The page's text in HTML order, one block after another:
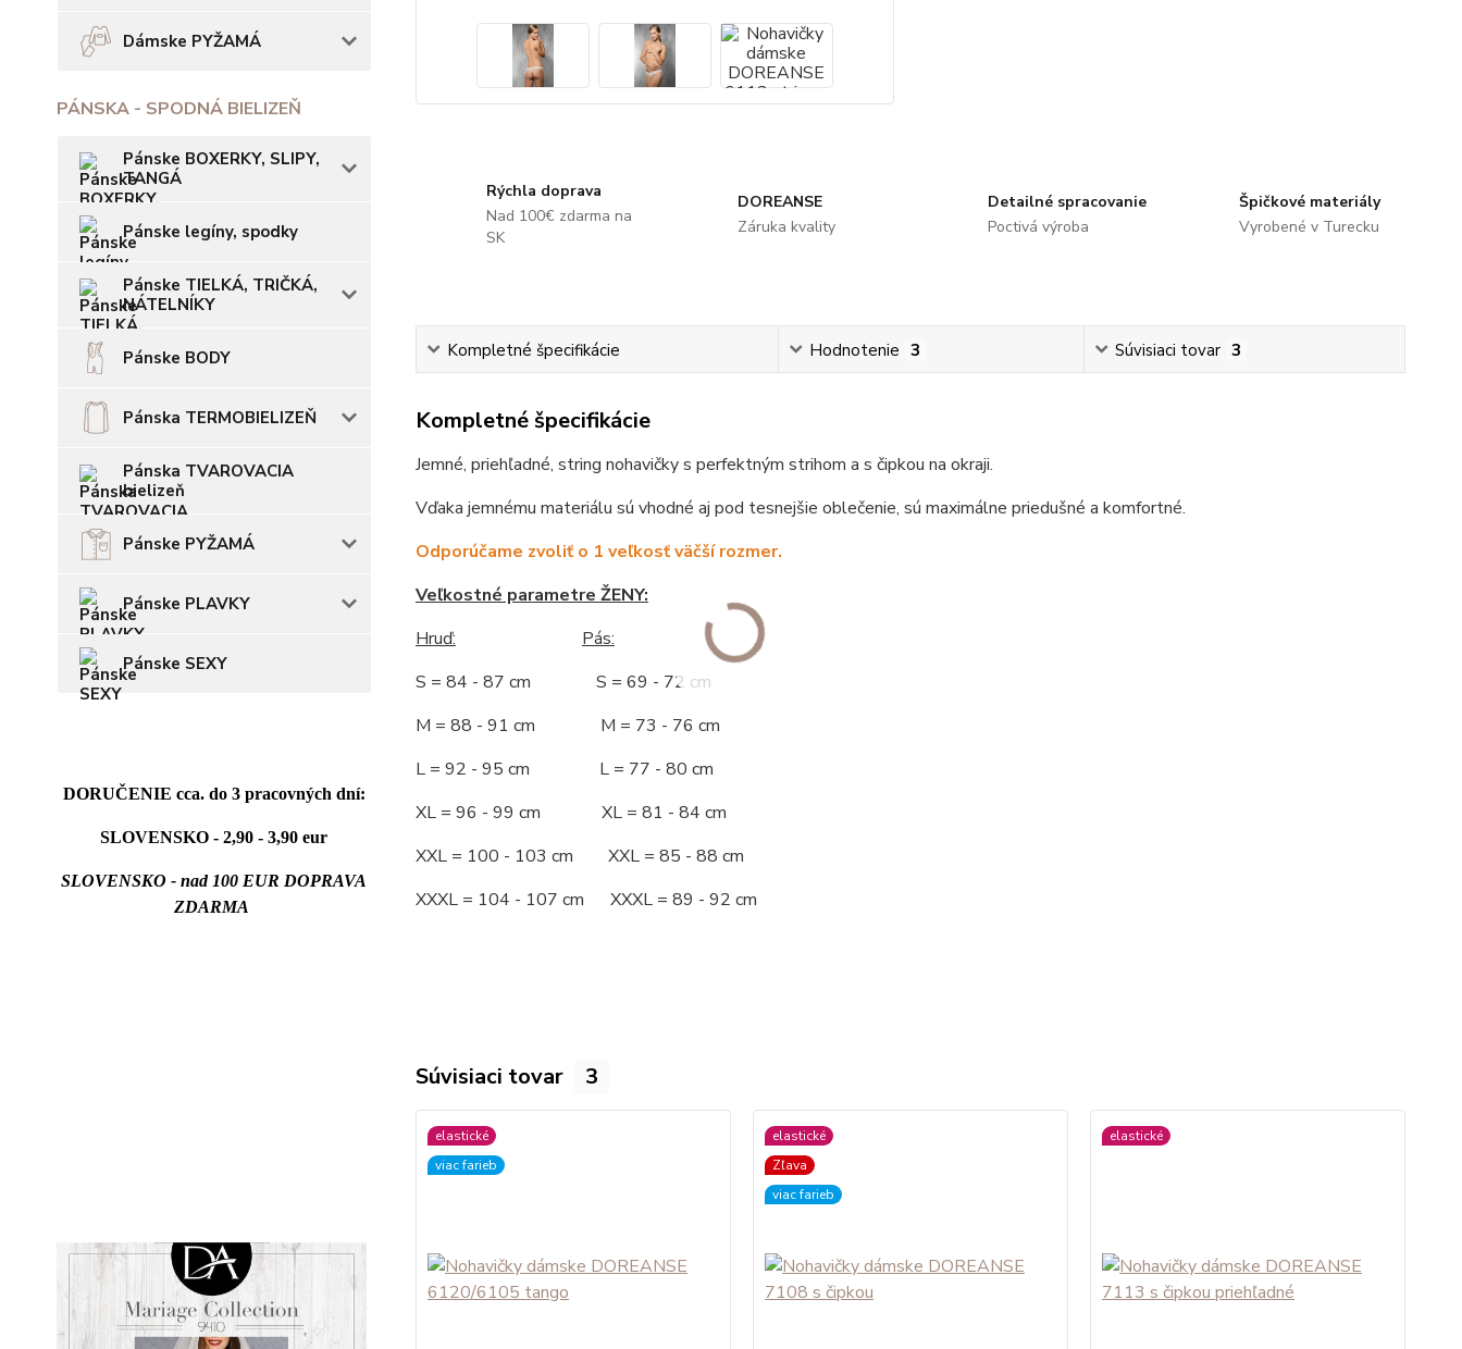
Dámske PYŽAMÁ
PÁNSKA - SPODNÁ BIELIZEŇ
Pánske BOXERKY, SLIPY,
TANGÁ
Pánske legíny, spodky
Pánske TIELKÁ, TRIČKÁ,
NÁTELNÍKY
Pánske BODY
Pánska TERMOBIELIZEŇ
Pánska TVAROVACIA
bielizeň
Pánske PYŽAMÁ
Pánske PLAVKY
Pánske SEXY
DORUČENIE cca. do 3 pracovných dní:
SLOVENSKO - 2,90 - 3,90 eur
SLOVENSKO - nad 100 EUR DOPRAVA
ZDARMA
Rýchla doprava
Nad 100€ zdarma na
SK
DOREANSE
Záruka kvality
Detailné spracovanie
Poctivá výroba
Špičkové materiály
Vyrobené v Turecku
Kompletné špecifikácie Hodnotenie 3 Súvisiaci tovar 3
Kompletné špecifikácie
Jemné, priehľadné, string nohavičky s perfektným strihom a s čipkou na okraji.
Vďaka jemnému materiálu sú vhodné aj pod tesnejšie oblečenie, sú maximálne priedušné a komfortné.
Odporúčame zvoliť o 1 veľkosť väčší rozmer.
Veľkostné parametre ŽENY:
Hruď:
Pás:
S = 84 - 87 cm S = 69 - 72 cm
M = 88 - 91 cm M = 73 - 76 cm
L = 92 - 95 cm L = 77 - 80 cm
XL = 96 - 99 cm XL = 81 - 84 cm
XXL = 100 - 103 cm XXL = 85 - 88 cm
XXXL = 104 - 107 cm XXXL = 89 - 92 cm
Súvisiaci tovar 3
elastické
viac farieb
elastické
Zľava
viac farieb
elastické